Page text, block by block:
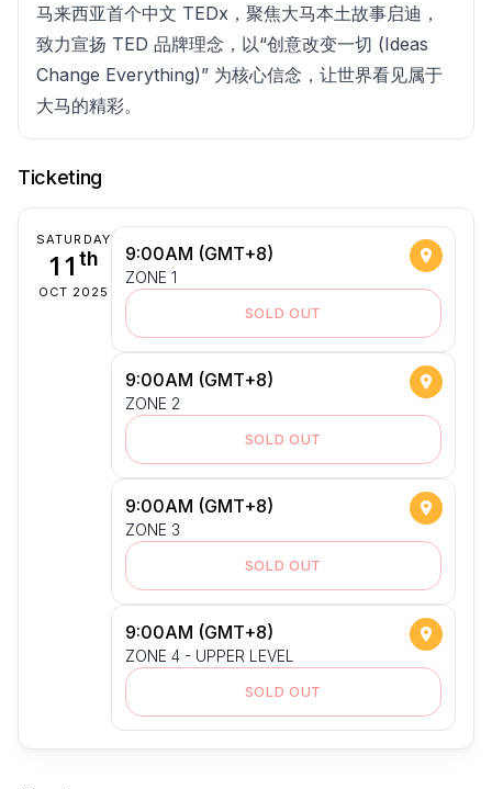
马来西亚首个中文 TEDx，聚焦大马本土故事启迪，
致力宣扬 TED 品牌理念，以“创意改变一切 (Ideas
Change Everything)” 为核心信念，让世界看见属于
大马的精彩。
Ticketing
SATURDAY
11 th
OCT 2025
9:00AM (GMT+8)
ZONE 1
SOLD OUT
9:00AM (GMT+8)
ZONE 2
SOLD OUT
9:00AM (GMT+8)
ZONE 3
SOLD OUT
9:00AM (GMT+8)
ZONE 4 - UPPER LEVEL
SOLD OUT